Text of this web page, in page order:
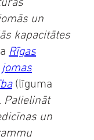
un
kapacitātes
Rīgas
(līguma
Palielināt
un